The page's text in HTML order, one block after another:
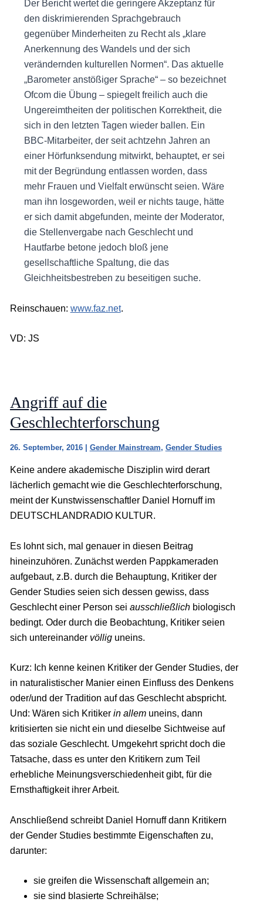
Der Bericht wertet die geringere Akzeptanz für
den diskrimierenden Sprachgebrauch
gegenüber Minderheiten zu Recht als „klare
Anerkennung des Wandels und der sich
verändernden kulturellen Normen“. Das aktuelle
„Barometer anstößiger Sprache“ – so bezeichnet
Ofcom die Übung – spiegelt freilich auch die
Ungereimtheiten der politischen Korrektheit, die
sich in den letzten Tagen wieder ballen. Ein
BBC-Mitarbeiter, der seit achtzehn Jahren an
einer Hörfunksendung mitwirkt, behauptet, er sei
mit der Begründung entlassen worden, dass
mehr Frauen und Vielfalt erwünscht seien. Wäre
man ihn losgeworden, weil er nichts tauge, hätte
er sich damit abgefunden, meinte der Moderator,
die Stellenvergabe nach Geschlecht und
Hautfarbe betone jedoch bloß jene
gesellschaftliche Spaltung, die das
Gleichheitsbestreben zu beseitigen suche.
Reinschauen: www.faz.net.
VD: JS
Angriff auf die
Geschlechterforschung
26. September, 2016 Gender Mainstream, Gender Studies
Keine andere akademische Disziplin wird derart
lächerlich gemacht wie die Geschlechterforschung,
meint der Kunstwissenschaftler Daniel Hornuff im
DEUTSCHLANDRADIO KULTUR.
Es lohnt sich, mal genauer in diesen Beitrag
hineinzuhören. Zunächst werden Pappkameraden
aufgebaut, z.B. durch die Behauptung, Kritiker der
Gender Studies seien sich dessen gewiss, dass
Geschlecht einer Person sei ausschließlichbiologisch
bedingt. Oder durch die Beobachtung, Kritiker seien
sich untereinander völliguneins.
Kurz: Ich kenne keinen Kritiker der Gender Studies, der
in naturalistischer Manier einen Einfluss des Denkens
oder/und der Tradition auf das Geschlecht abspricht.
Und: Wären sich Kritiker in allemuneins, dann
kritisierten sie nicht ein und dieselbe Sichtweise auf
das soziale Geschlecht. Umgekehrt spricht doch die
Tatsache, dass es unter den Kritikern zum Teil
erhebliche Meinungsverschiedenheit gibt, für die
Ernsthaftigkeit ihrer Arbeit.
Anschließend schreibt Daniel Hornuff dann Kritikern
der Gender Studies bestimmte Eigenschaften zu,
darunter:
sie greifen die Wissenschaft allgemein an;
sie sind blasierte Schreihälse;